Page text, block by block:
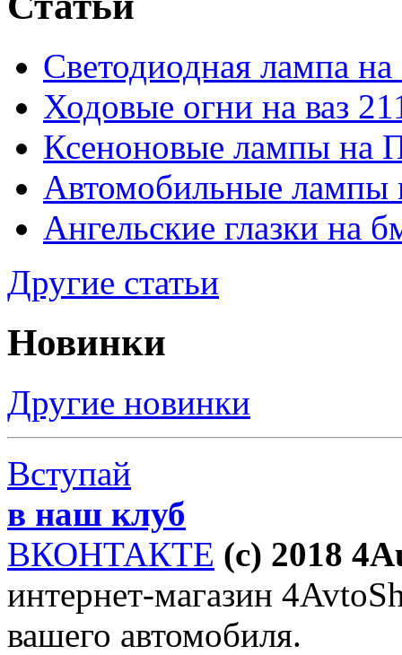
Светодиодная лампа
Ходовые огни на ваз
Ксеноновые лампы на
Автомобильные лампы
Ангельские глазки на
Другие статьи
Новинки
Другие новинки
Вступай
в наш клуб
ВКОНТАКТЕ (c) 2018
интернет-магазин
вашего автомобиля.